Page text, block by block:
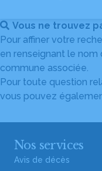
Vous ne trouvez
Pour affiner votre
en renseignant le
commune associée.
Pour toute question
vous pouvez
Nos services
Avis de décès